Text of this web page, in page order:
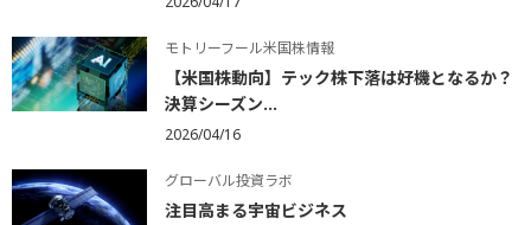
モトリーフール米国株情報
【米国株動向】テック株下落は好機となるか？
決算シーズン...
2026/04/16
グローバル投資ラボ
注目高まる宇宙ビジネス